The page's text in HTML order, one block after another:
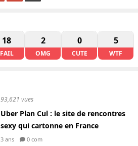
18
FAIL
2
OMG
0
CUTE
5
WTF
93,621 vues
Uber Plan Cul : le site de rencontres
sexy qui cartonne en France
3 ans 0 com